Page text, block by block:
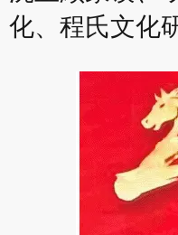
化、程氏文化